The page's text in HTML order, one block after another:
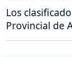
Los
Provincial de